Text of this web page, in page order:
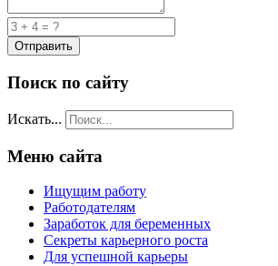
Поиск по сайту
Искать...
Меню сайта
Ищущим работу
Работодателям
Заработок для беременных
Секреты карьерного роста
Для успешной карьеры